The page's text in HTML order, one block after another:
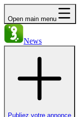
Open main menu
News
Publiez votre annonce